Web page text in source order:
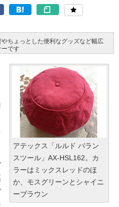
ちょっとした便利なグッズなど幅広
ーです
アテックス「ルルド バラン
スツール」AX-HSL162。カ
ラーはミックスレッドのほ
か、モスグリーンとシャイニ
ーブラウン